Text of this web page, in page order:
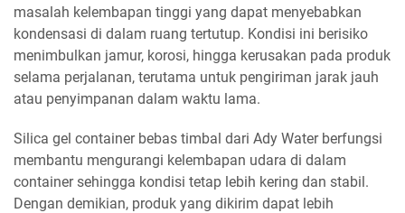
masalah kelembapan tinggi yang dapat menyebabkan
kondensasi di dalam ruang tertutup. Kondisi ini berisiko
menimbulkan jamur, korosi, hingga kerusakan pada produk
selama perjalanan, terutama untuk pengiriman jarak jauh
atau penyimpanan dalam waktu lama.
Silica gel container bebas timbal dari Ady Water berfungsi
membantu mengurangi kelembapan udara di dalam
container sehingga kondisi tetap lebih kering dan stabil.
Dengan demikian, produk yang dikirim dapat lebih